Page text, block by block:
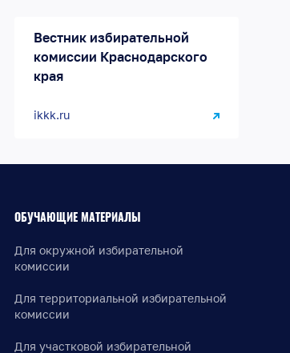
Вестник избирательной
комиссии Краснодарского
края
ikkk.ru
ОБУЧАЮЩИЕ МАТЕРИАЛЫ
Для окружной избирательной
комиссии
Для территориальной избирательной
комиссии
Для участковой избирательной